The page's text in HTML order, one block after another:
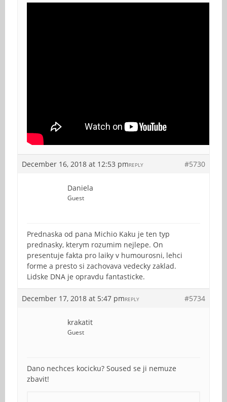
December 16, 2018 at 12:53 pm #5730
REPLY
Daniela
Guest
Prednaska od pana Michio Kaku je ten typ
prednasky, kterym rozumim nejlepe. On
presentuje fakta pro laiky v humourosni, lehci
forme a presto si zachovava vedecky zaklad.
Lidske DNA je opravdu fantasticke.
December 17, 2018 at 5:47 pm #5734
REPLY
krakatit
Guest
Dano nechces kocicku? Soused se ji nemuze
zbavit!